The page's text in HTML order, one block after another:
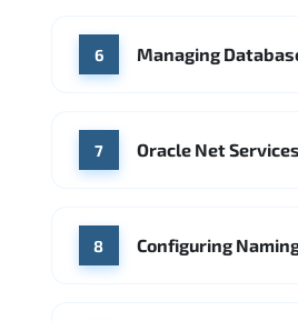
6 Managing
7 Oracle Net
8 Configuring